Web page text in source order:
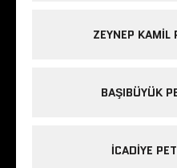
ZEYNEP KAMIL
BAŞIBÜYÜK
ICADIYE